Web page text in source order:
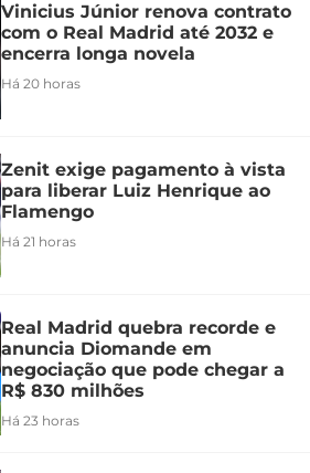
Vinicius Júnior renova contrato
com o Real Madrid até 2032 e
encerra longa novela
Há 20 horas
Zenit exige pagamento à vista
para liberar Luiz Henrique ao
Flamengo
Há 21 horas
Real Madrid quebra recorde e
anuncia Diomande em
negociação que pode chegar a
R$ 830 milhões
Há 23 horas